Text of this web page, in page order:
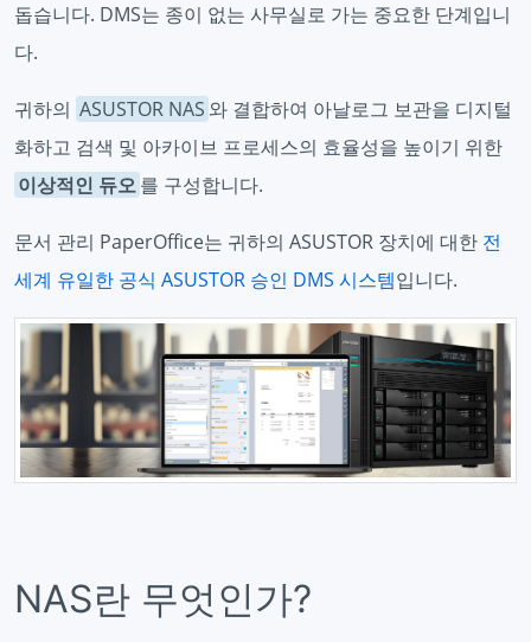
돕습니다. DMS는 종이 없는 사무실로 가는 중요한 단계입니
다.
귀하의 ASUSTOR NAS 와 결합하여 아날로그 보관을 디지털
화하고 검색 및 아카이브 프로세스의 효율성을 높이기 위한
이상적인 듀오를 구성합니다.
문서 관리 PaperOffice는 귀하의 ASUSTOR 장치에 대한 전
세계 유일한 공식 ASUSTOR 승인 DMS 시스템입니다.
NAS란 무엇인가?